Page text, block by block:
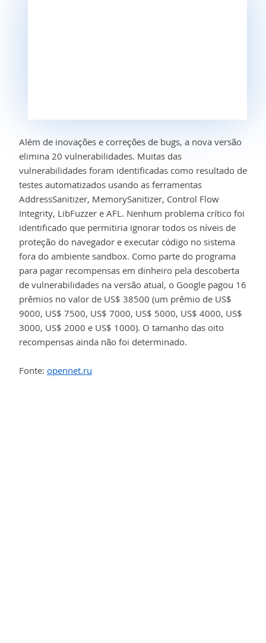
Além de inovações e correções de bugs, a nova versão
elimina 20 vulnerabilidades. Muitas das
vulnerabilidades foram identificadas como resultado de
testes automatizados usando as ferramentas
AddressSanitizer, MemorySanitizer, Control Flow
Integrity, LibFuzzer e AFL. Nenhum problema crítico foi
identificado que permitiria ignorar todos os níveis de
proteção do navegador e executar código no sistema
fora do ambiente sandbox. Como parte do programa
para pagar recompensas em dinheiro pela descoberta
de vulnerabilidades na versão atual, o Google pagou 16
prêmios no valor de US$ 38500 (um prêmio de US$
9000, US$ 7500, US$ 7000, US$ 5000, US$ 4000, US$
3000, US$ 2000 e US$ 1000). O tamanho das oito
recompensas ainda não foi determinado.
Fonte: opennet.ru